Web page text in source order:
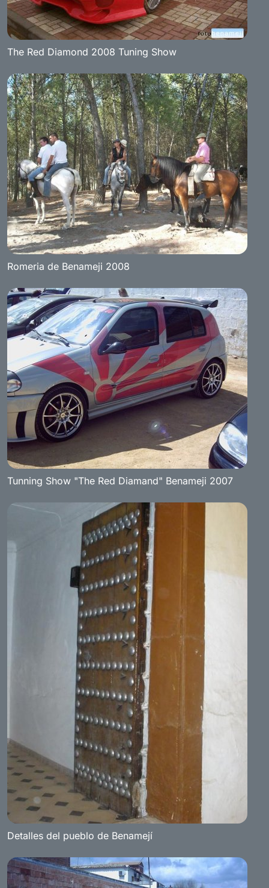
The Red Diamond 2008 Tuning Show
Romeria de Benameji 2008
Tunning Show "The Red Diamand" Benameji 2007
Detalles del pueblo de Benamejí